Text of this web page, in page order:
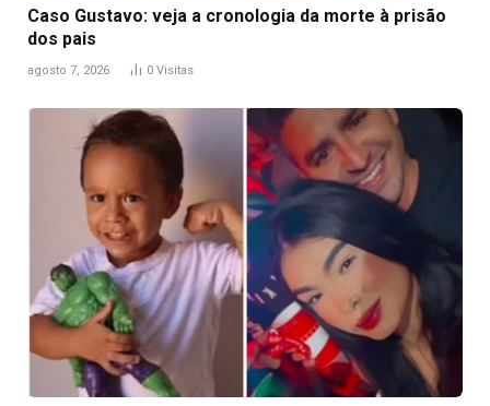
Caso Gustavo: veja a cronologia da morte à prisão
dos pais
agosto 7, 2026 0 Visitas